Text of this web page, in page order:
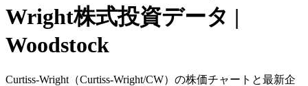
Wright株式投資データ |
Woodstock
Curtiss-Wright（Curtiss-Wright/CW）の株価チャートと最新企